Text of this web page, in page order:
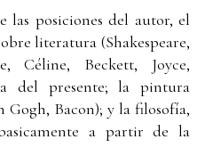
las posiciones del autor, el
literatura (Shakespeare,
Céline, Beckett, Joyce,
del presente; la pintura
Gogh, Bacon); y la filosofía,
a partir de la